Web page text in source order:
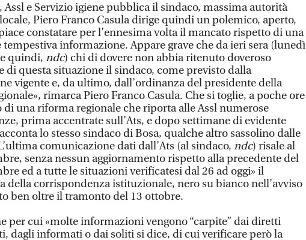
Assl e Servizio igiene pubblica il sindaco, massima autorità
Piero Franco Casula dirige quindi un polemico, aperto,
constatare per l’ennesima volta il mancato rispetto di una
tempestiva informazione. Appare grave che da ieri sera (lunedì
quindi, ndc) chi di dovere non abbia ritenuto doveroso
di questa situazione il sindaco, come previsto dalla
vigente e, da ultimo, dall’ordinanza del presidente della
rimarca Piero Franco Casula. Che si toglie, a poche ore
di una riforma regionale che riporta alle Assl numerose
prima accentrate sull’Ats, e dopo settimane di evidente
lo stesso sindaco di Bosa, qualche altro sassolino dalle
comunicazione dati dall’Ats (al sindaco, ndc) risale al
senza nessun aggiornamento rispetto alla precedente del
ed a tutte le situazioni verificatesi dal 26 ad oggi» il
della corrispondenza istituzionale, nero su bianco nell’avviso
ben oltre il tramonto del 13 ottobre.
per cui «molte informazioni vengono “carpite” dai diretti
dagli informati o dai soliti si dice, di cui verificare però la